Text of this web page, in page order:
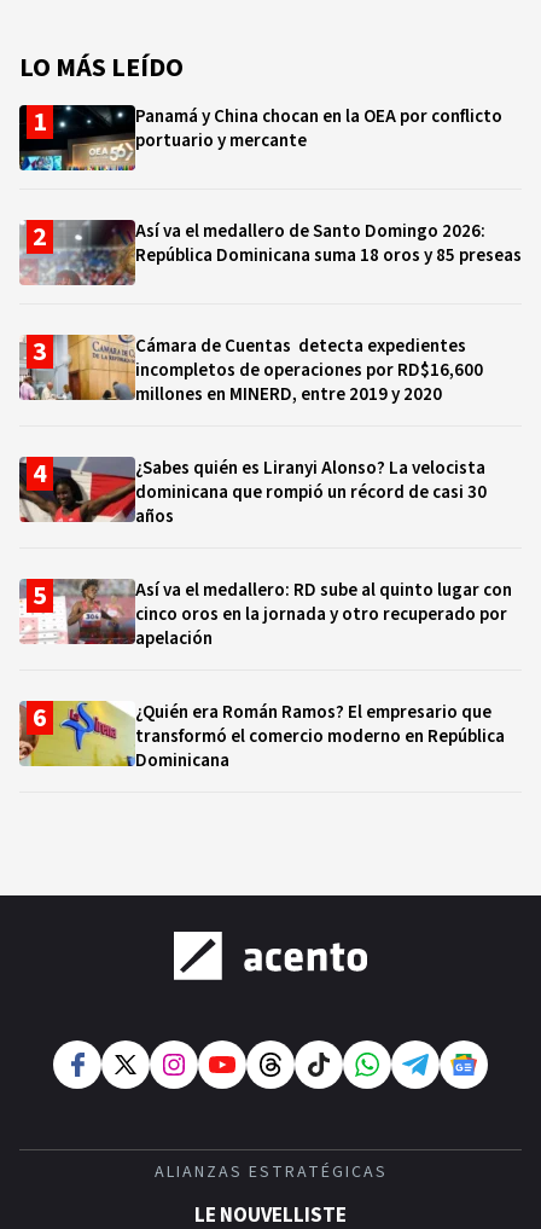
LO MÁS LEÍDO
Panamá y China chocan en la OEA por conflicto
portuario y mercante
Así va el medallero de Santo Domingo 2026:
República Dominicana suma 18 oros y 85 preseas
Cámara de Cuentas detecta expedientes
incompletos de operaciones por RD$16,600
millones en MINERD, entre 2019 y 2020
¿Sabes quién es Liranyi Alonso? La velocista
dominicana que rompió un récord de casi 30
años
Así va el medallero: RD sube al quinto lugar con
cinco oros en la jornada y otro recuperado por
apelación
¿Quién era Román Ramos? El empresario que
transformó el comercio moderno en República
Dominicana
ALIANZAS ESTRATÉGICAS
LE NOUVELLISTE